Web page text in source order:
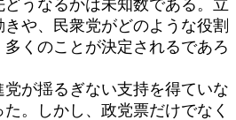
うなるかは未知数である。立
や、民衆党がどのような役割
くのことが決定されるであろ
が揺るぎない支持を得ていな
。しかし、政党票だけでなく